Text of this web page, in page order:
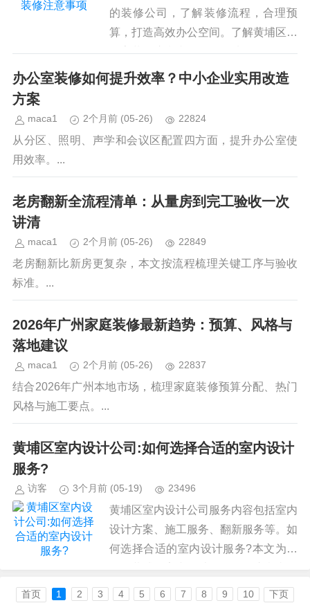
的装修公司，了解装修流程，合理预
算，打造高效办公空间。了解黄埔区办
公室装修注意事项，做好选择。...
办公室装修如何提升效率？中小企业实用改造
方案
maca1 2个月前 (05-26) 22824
从分区、照明、声学和会议区配置四方面，提升办公室使
用效率。...
老房翻新全流程清单：从量房到完工验收一次
讲清
maca1 2个月前 (05-26) 22849
老房翻新比新房更复杂，本文按流程梳理关键工序与验收
标准。...
2026年广州家庭装修最新趋势：预算、风格与
落地建议
maca1 2个月前 (05-26) 22837
结合2026年广州本地市场，梳理家庭装修预算分配、热门
风格与施工要点。...
黄埔区室内设计公司:如何选择合适的室内设计
服务?
访客 3个月前 (05-19) 23496
黄埔区室内设计公司服务内容包括室内
设计方案、施工服务、翻新服务等。如
何选择合适的室内设计服务?本文为您
和选择建议。...
首页 1 2 3 4 5 6 7 8 9 10 下页